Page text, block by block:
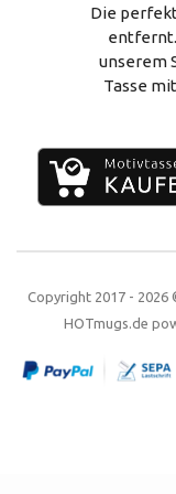
Alles zumDie
entfernt.
unserem
Tasse
Copyright 2017 -
HOTmugs.de